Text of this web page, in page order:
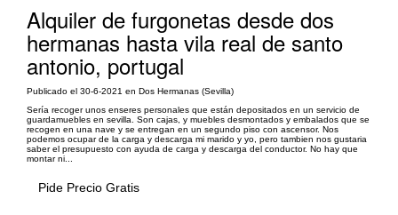
Alquiler de furgonetas desde dos
hermanas hasta vila real de santo
antonio, portugal
Publicado el 30-6-2021 en Dos Hermanas (Sevilla)
Sería recoger unos enseres personales que están depositados en un servicio de
guardamuebles en sevilla. Son cajas, y muebles desmontados y embalados que se
recogen en una nave y se entregan en un segundo piso con ascensor. Nos
podemos ocupar de la carga y descarga mi marido y yo, pero tambien nos gustaria
saber el presupuesto con ayuda de carga y descarga del conductor. No hay que
montar ni...
Pide Precio Gratis